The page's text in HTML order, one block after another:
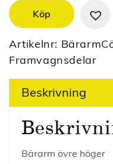
Köp
Artikelnr:
Framvagnsdelar
Beskrivning
Bärarm övre höger